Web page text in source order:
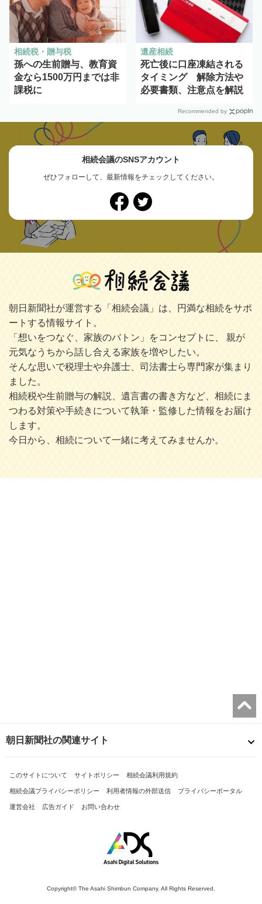
相続税・贈与税
孫への生前贈与、教育資
金なら1500万円までは非
課税に
遺産相続
死亡後に口座凍結される
タイミング 解除方法や
必要書類、注意点を解説
Recommended by
相続会議のSNSアカウント
ぜひフォローして、最新情報をチェックしてください。
朝日新聞社が運営する「相続会議」は、円満な相続をサポ
ートする情報サイト。
「想いをつなぐ、家族のバトン」をコンセプトに、 親が
元気なうちから話し合える家族を増やしたい。
そんな思いで税理士や弁護士、司法書士ら専門家が集まり
ました。
相続税や生前贈与の解説、遺言書の書き方など、相続にま
つわる対策や手続きについて執筆・監修した情報をお届け
します。
今日から、相続について一緒に考えてみませんか。
朝日新聞社の関連サイト
このサイトについて サイトポリシー 相続会議利用規約
相続会議プライバシーポリシー 利用者情報の外部送信 プライバシーポータル
運営会社 広告ガイド お問い合わせ
Copyright© The Asahi Shimbun Company. All Rights Reserved.